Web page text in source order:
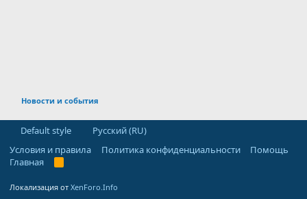
Новости и события
Default style
Русский (RU)
Условия и правила
Политика конфиденциальности
Помощь
Главная
R
Локализация от XenForo.Info